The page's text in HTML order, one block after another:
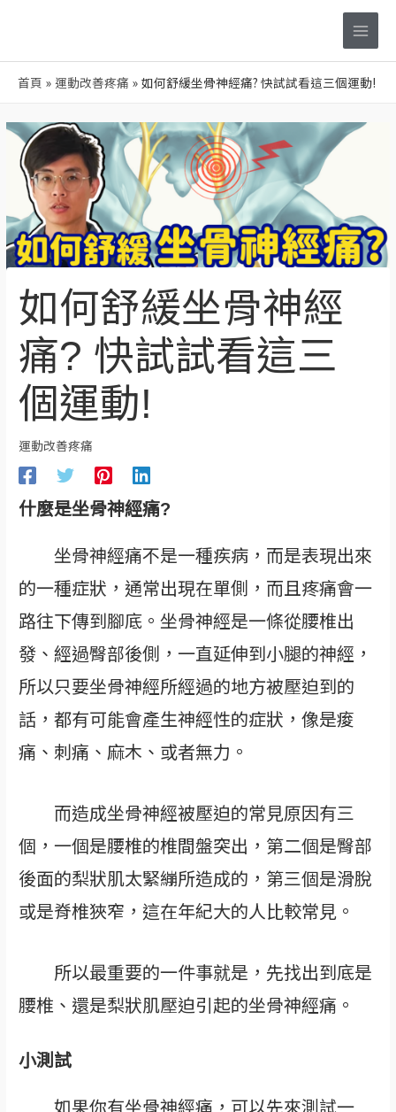
容
Main
首頁 運動改善疼痛 如何舒緩坐骨神經痛? 快試試看這三個運動!
如何舒緩坐骨神經
痛? 快試試看這三
個運動!
運動改善疼痛
什麼是坐骨神經痛?
坐骨神經痛不是一種疾病，而是表現出來
的一種症狀，通常出現在單側，而且疼痛會一
路往下傳到腳底。坐骨神經是一條從腰椎出
發、經過臀部後側，一直延伸到小腿的神經，
所以只要坐骨神經所經過的地方被壓迫到的
話，都有可能會產生神經性的症狀，像是痠
痛、刺痛、麻木、或者無力。
而造成坐骨神經被壓迫的常見原因有三
個，一個是腰椎的椎間盤突出，第二個是臀部
後面的梨狀肌太緊繃所造成的，第三個是滑脫
或是脊椎狹窄，這在年紀大的人比較常見。
所以最重要的一件事就是，先找出到底是
腰椎、還是梨狀肌壓迫引起的坐骨神經痛。
小測試
如果你有坐骨神經痛，可以先來測試一
Post
navigation